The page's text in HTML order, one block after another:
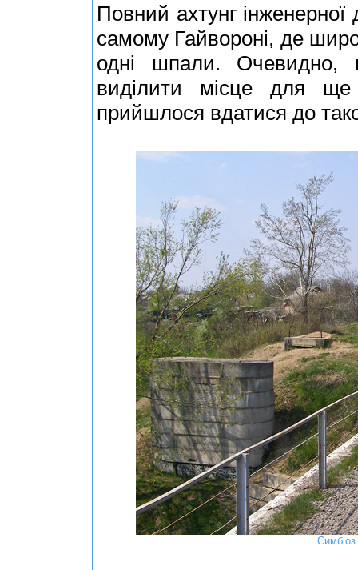
Повний ахтунг
самому Гайвороні, де
одні шпали.
виділити місце для ще
прийшлося вдатися до
Симбіоз